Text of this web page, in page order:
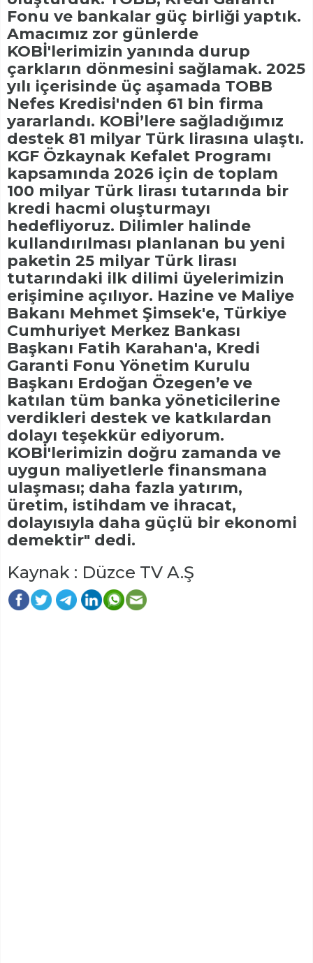
Fonu ve bankalar güç birliği yaptık.
Amacımız zor günlerde
KOBİ'lerimizin yanında durup
çarkların dönmesini sağlamak. 2025
yılı içerisinde üç aşamada TOBB
Nefes Kredisi'nden 61 bin firma
yararlandı. KOBİ’lere sağladığımız
destek 81 milyar Türk lirasına ulaştı.
KGF Özkaynak Kefalet Programı
kapsamında 2026 için de toplam
100 milyar Türk lirası tutarında bir
kredi hacmi oluşturmayı
hedefliyoruz. Dilimler halinde
kullandırılması planlanan bu yeni
paketin 25 milyar Türk lirası
tutarındaki ilk dilimi üyelerimizin
erişimine açılıyor. Hazine ve Maliye
Bakanı Mehmet Şimsek'e, Türkiye
Cumhuriyet Merkez Bankası
Başkanı Fatih Karahan'a, Kredi
Garanti Fonu Yönetim Kurulu
Başkanı Erdoğan Özegen’e ve
katılan tüm banka yöneticilerine
verdikleri destek ve katkılardan
dolayı teşekkür ediyorum.
KOBİ'lerimizin doğru zamanda ve
uygun maliyetlerle finansmana
ulaşması; daha fazla yatırım,
üretim, istihdam ve ihracat,
dolayısıyla daha güçlü bir ekonomi
demektir" dedi.
Kaynak : Düzce TV A.Ş